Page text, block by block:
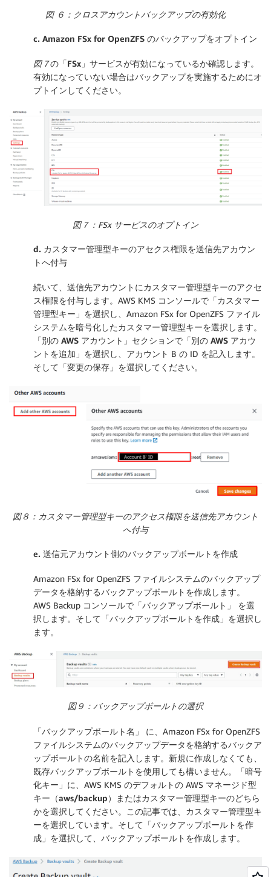
図 ６：クロスアカウントバックアップの有効化
c. Amazon FSx for OpenZFS のバックアップをオプトイン
図７の「FSx 」サービスが有効になっているか確認します。
有効になっていない場合はバックアップを実施するためにオ
プトインしてください。
図７：FSx サービスのオプトイン
d. カスタマー管理型キーのアセクス権限を送信先アカウン
トへ付与
続いて、送信先アカウントにカスタマー管理型キーのアクセ
ス権限を付与します。AWS KMS コンソールで「カスタマー
管理型キー 」を選択し、Amazon FSx for OpenZFS ファイル
システムを暗号化したカスタマー管理型キーを選択します。
「別の AWS アカウント 」セクションで「別の AWS アカウ
ントを追加 」を選択し、アカウント B の ID を記入します。
そして「変更の保存 」を選択してください。
図８：カスタマー管理型キーのアクセス権限を送信先アカウント
へ付与
e. 送信元アカウント側のバックアップボールトを作成
Amazon FSx for OpenZFS ファイルシステムのバックアップ
データを格納するバックアップボールトを作成します。
AWS Backup コンソールで「バックアップボールト 」 を選
択します。そして「バックアップボールトを作成 」を選択し
ます。
図９：バックアップボールトの選択
「バックアップボールト名 」 に、Amazon FSx for OpenZFS
ファイルシステムのバックアップデータを格納するバックア
ップボールトの名前を記入します。新規に作成しなくても、
既存バックアップボールトを使用しても構いません。「暗号
化キー 」に、AWS KMS のデフォルトの AWS マネージド型
キー（aws/backup）またはカスタマー管理型キーのどちら
かを選択してください。この記事では、カスタマー管理型キ
ーを選択しています。そして「バックアップボールトを作
成 」を選択して、バックアップボールトを作成します。